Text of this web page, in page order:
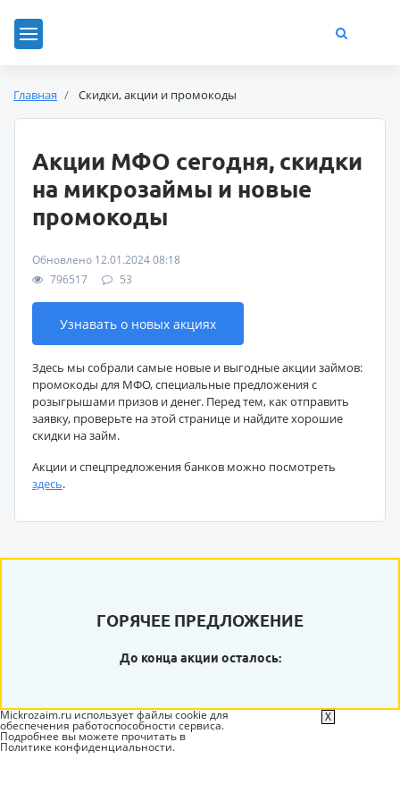
Главная Скидки, акции и промокоды
Акции МФО сегодня, скидки
на микрозаймы и новые
промокоды
Обновлено 12.01.2024 08:18
796517
53
Узнавать о новых акциях
Здесь мы собрали самые новые и выгодные акции займов:
промокоды для МФО, специальные предложения с
розыгрышами призов и денег. Перед тем, как отправить
заявку, проверьте на этой странице и найдите хорошие
скидки на займ.
Акции и спецпредложения банков можно посмотреть
здесь.
ГОРЯЧЕЕ ПРЕДЛОЖЕНИЕ
До конца акции осталось:
Mickrozaim.ru использует файлы cookie для
обеспечения работоспособности сервиса.
Подробнее вы можете прочитать в
Политике конфиденциальности.
X